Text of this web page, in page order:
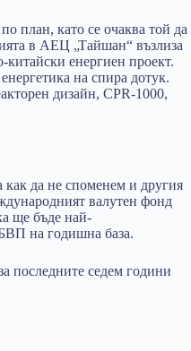
план, като се очаква той да
в АЕЦ „Тайшан“ възлиза
енергиен проект.
на спира дотук.
дизайн, CPR-1000,
да не споменем и другия
валутен фонд
ще бъде най-
на годишна база.
последните седем години